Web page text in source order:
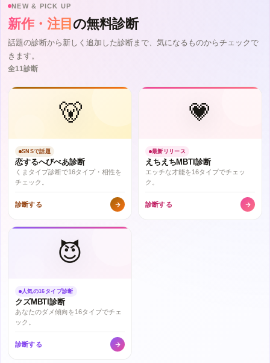
NEW & PICK UP
新作・注目 の無料診断
話題の診断から新しく追加した診断まで、気になるものからチェックで
きます。
全11診断
🐻
SNSで話題
恋するへびべあ診断
くまタイプ診断で16タイプ・相性を
チェック。
診断する
💗
最新リリース
えちえちMBTI診断
エッチな才能を16タイプでチェッ
ク。
診断する
😈
人気の16タイプ診断
クズMBTI診断
あなたのダメ傾向を16タイプでチェ
ック。
診断する